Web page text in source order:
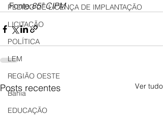
PEDIDO DE LICENÇA DE IMPLANTAÇÃO
LICITAÇÃO
POLÍTICA
LEM
REGIÃO OESTE
Bahia
EDUCAÇÃO
Fonte:85ª CIPM
Posts recentes Ver tudo